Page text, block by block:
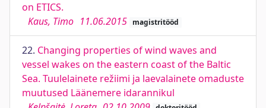
on ETICS.
Kaus, Timo 11.06.2015 magistritööd
22. Changing properties of wind waves and
vessel wakes on the eastern coast of the Baltic
Sea. Tuulelainete režiimi ja laevalainete omaduste
muutused Läänemere idarannikul